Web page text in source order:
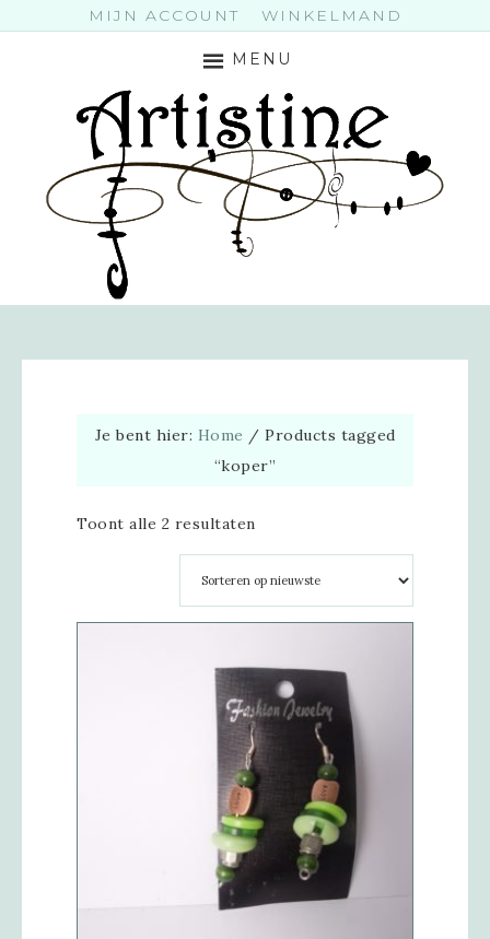
MIJN ACCOUNT WINKELMAND
MENU
Je bent hier: Home / Products tagged
“koper”
Toont alle 2 resultaten